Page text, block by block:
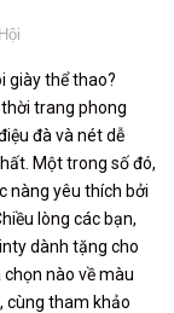
giày thể thao?
trang phong
đà và nét dễ
Một trong số đó,
nàng yêu thích bởi
lòng các bạn,
dành tặng cho
chọn nào về màu
cùng tham khảo